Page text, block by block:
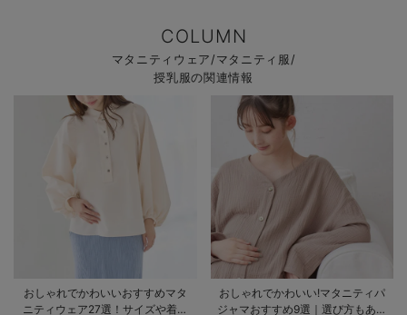
COLUMN
マタニティウェア/マタニティ服/
授乳服の関連情報
おしゃれでかわいいおすすめマタ
ニティウェア27選！サイズや着る
おしゃれでかわいい!マタニティパ
ジャマおすすめ9選｜選び方もあわ